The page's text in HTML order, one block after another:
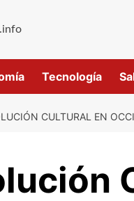
Tecnología
CULTURAL EN